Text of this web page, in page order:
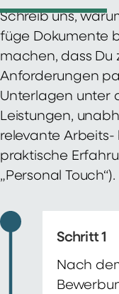
Schreib uns,
füge Dokumente
machen, dass Du
Anforderungen
Unterlagen unter
Leistungen,
relevante Arbeits-
praktische
„Personal Touch“).
Schritt 1
Nach